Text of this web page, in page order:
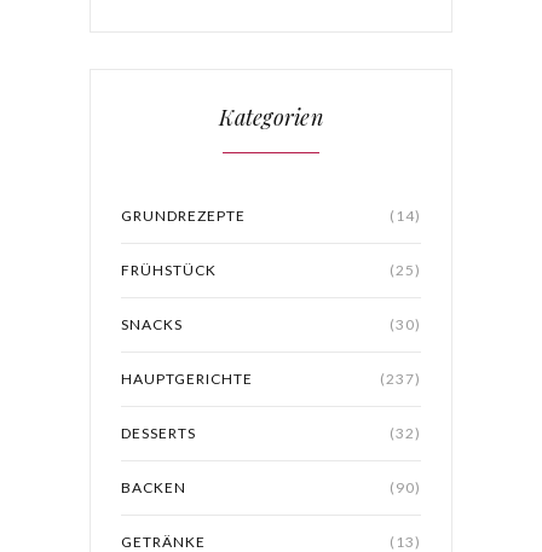
Kategorien
GRUNDREZEPTE (14)
FRÜHSTÜCK (25)
SNACKS (30)
HAUPTGERICHTE (237)
DESSERTS (32)
BACKEN (90)
GETRÄNKE (13)